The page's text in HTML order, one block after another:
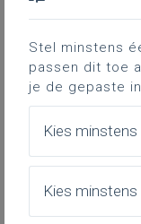
Doel van het
account
Gekoppelde
Doel
Stel minstens
passen dit toe
je de gepaste
Kies minstens
Kies minstens